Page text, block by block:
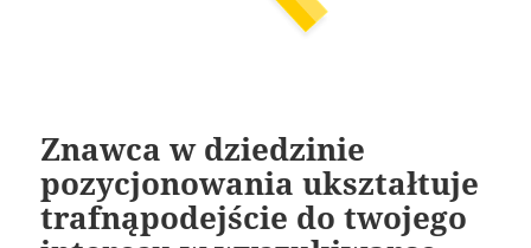
Znawca w dziedzinie
pozycjonowania ukształtuje
trafnąpodejście do twojego